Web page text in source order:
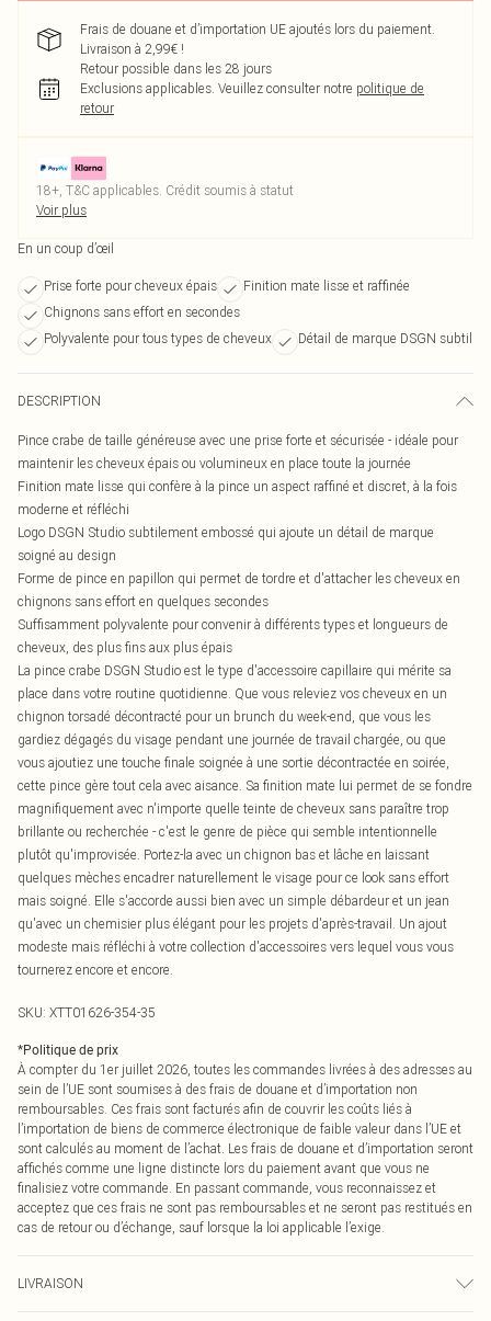
Frais de douane et d’importation UE ajoutés lors du paiement.
Livraison à 2,99€ !
Retour possible dans les 28 jours
Exclusions applicables. Veuillez consulter notre politique de
retour
18+, T&C applicables. Crédit soumis à statut
Voir plus
En un coup d’œil
Prise forte pour cheveux épais
Finition mate lisse et raffinée
Chignons sans effort en secondes
Polyvalente pour tous types de cheveux
Détail de marque DSGN subtil
DESCRIPTION
Pince crabe de taille généreuse avec une prise forte et sécurisée - idéale pour
maintenir les cheveux épais ou volumineux en place toute la journée
Finition mate lisse qui confère à la pince un aspect raffiné et discret, à la fois
moderne et réfléchi
Logo DSGN Studio subtilement embossé qui ajoute un détail de marque
soigné au design
Forme de pince en papillon qui permet de tordre et d'attacher les cheveux en
chignons sans effort en quelques secondes
Suffisamment polyvalente pour convenir à différents types et longueurs de
cheveux, des plus fins aux plus épais
La pince crabe DSGN Studio est le type d'accessoire capillaire qui mérite sa
place dans votre routine quotidienne. Que vous releviez vos cheveux en un
chignon torsadé décontracté pour un brunch du week-end, que vous les
gardiez dégagés du visage pendant une journée de travail chargée, ou que
vous ajoutiez une touche finale soignée à une sortie décontractée en soirée,
cette pince gère tout cela avec aisance. Sa finition mate lui permet de se fondre
magnifiquement avec n'importe quelle teinte de cheveux sans paraître trop
brillante ou recherchée - c'est le genre de pièce qui semble intentionnelle
plutôt qu'improvisée. Portez-la avec un chignon bas et lâche en laissant
quelques mèches encadrer naturellement le visage pour ce look sans effort
mais soigné. Elle s'accorde aussi bien avec un simple débardeur et un jean
qu'avec un chemisier plus élégant pour les projets d'après-travail. Un ajout
modeste mais réfléchi à votre collection d'accessoires vers lequel vous vous
tournerez encore et encore.
SKU: XTT01626-354-35
*Politique de prix
À compter du 1er juillet 2026, toutes les commandes livrées à des adresses au
sein de l’UE sont soumises à des frais de douane et d’importation non
remboursables. Ces frais sont facturés afin de couvrir les coûts liés à
l’importation de biens de commerce électronique de faible valeur dans l’UE et
sont calculés au moment de l’achat. Les frais de douane et d’importation seront
affichés comme une ligne distincte lors du paiement avant que vous ne
finalisiez votre commande. En passant commande, vous reconnaissez et
acceptez que ces frais ne sont pas remboursables et ne seront pas restitués en
cas de retour ou d’échange, sauf lorsque la loi applicable l’exige.
LIVRAISON